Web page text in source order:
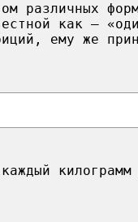
различных
как –
ему же